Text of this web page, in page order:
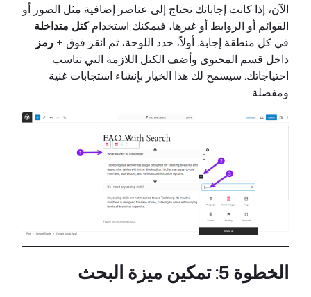
الآن، إذا كانت إجاباتك تحتاج إلى عناصر إضافية مثل الصور أو
القوائم أو الروابط أو غيرها، فيمكنك استخدامكتل متداخلة
في كل منطقة إجابة. أولاً، حدد اللوحة، ثم انقر فوق + رمز
داخل قسم المحتوى وأضف الكتل اللازمة التي تناسب
احتياجاتك. سيسمح لك هذا الخيار بإنشاء استجابات غنية
ومفصلة.
الخطوة 5: تمكين ميزة البحث